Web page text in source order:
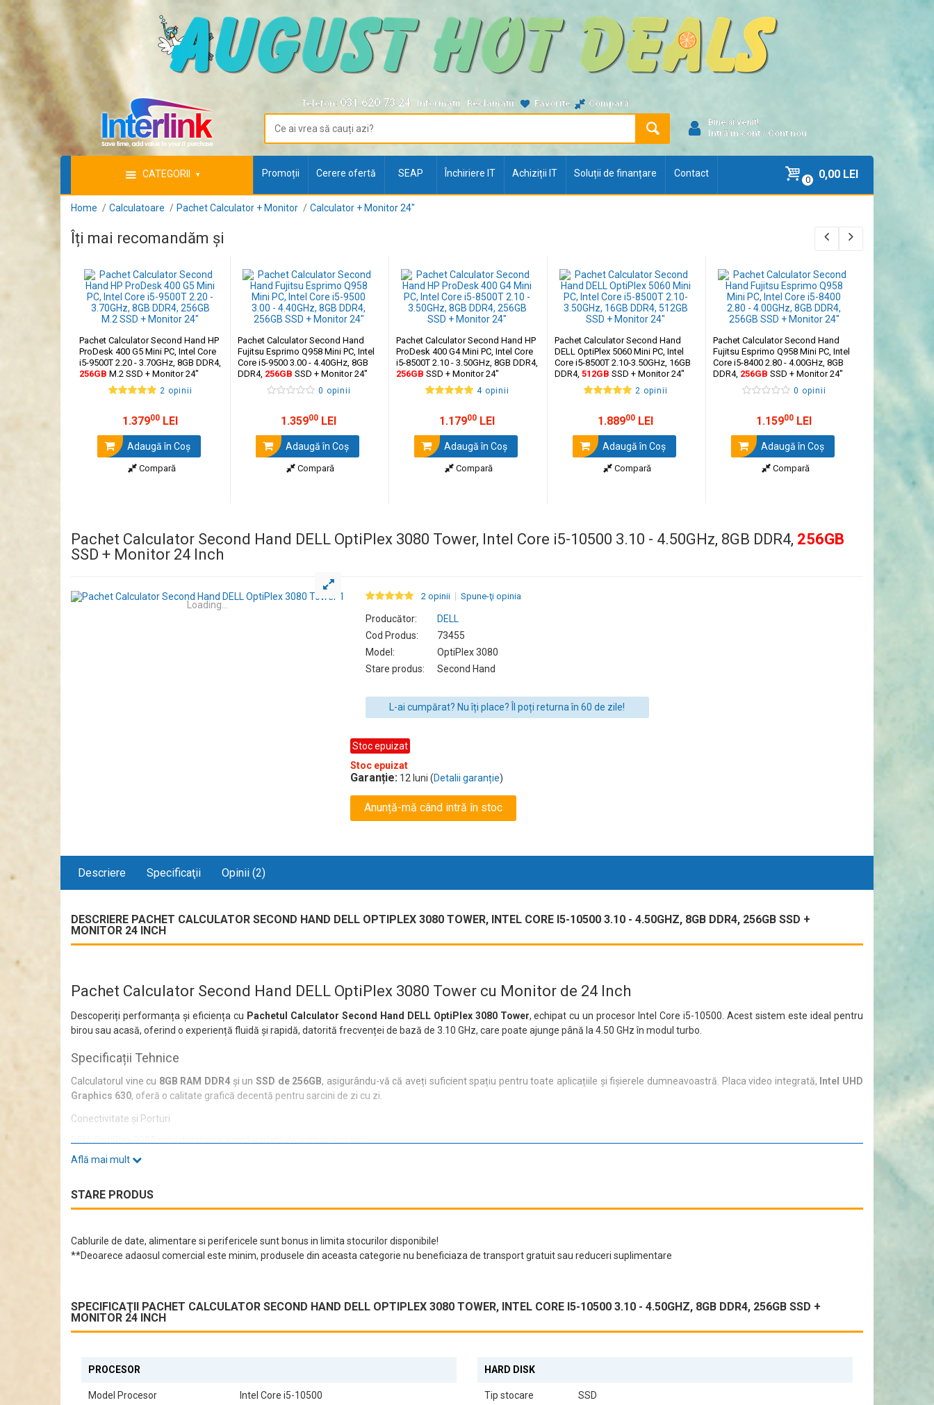
Telefon: 031.620.73.24 Informații Reclamații Favorite Compară
Bine ai venit!
Intră în cont / Cont nou
CATEGORII Promoții Cerere ofertă SEAP Închiriere IT Achiziții IT Soluții de finanțare Contact
0 0,00 LEI
Home Calculatoare Pachet Calculator + Monitor Calculator + Monitor 24"
Îți mai recomandăm și
Pachet Calculator Second Hand HP
ProDesk 400 G5 Mini PC, Intel Core
i5-9500T 2.20 - 3.70GHz, 8GB DDR4,
256GB M.2 SSD + Monitor 24"
2 opinii
1.37900 LEI
Adaugă în Coş
Compară
Pachet Calculator Second Hand
Fujitsu Esprimo Q958 Mini PC, Intel
Core i5-9500 3.00 - 4.40GHz, 8GB
DDR4, 256GB SSD + Monitor 24"
0 opinii
1.35900 LEI
Adaugă în Coş
Compară
Pachet Calculator Second Hand HP
ProDesk 400 G4 Mini PC, Intel Core
i5-8500T 2.10 - 3.50GHz, 8GB DDR4,
256GB SSD + Monitor 24"
4 opinii
1.17900 LEI
Adaugă în Coş
Compară
Pachet Calculator Second Hand
DELL OptiPlex 5060 Mini PC, Intel
Core i5-8500T 2.10-3.50GHz, 16GB
DDR4, 512GB SSD + Monitor 24"
2 opinii
1.88900 LEI
Adaugă în Coş
Compară
Pachet Calculator Second Hand
Fujitsu Esprimo Q958 Mini PC, Intel
Core i5-8400 2.80 - 4.00GHz, 8GB
DDR4, 256GB SSD + Monitor 24"
0 opinii
1.15900 LEI
Adaugă în Coş
Compară
Pachet Calculator Second Hand DELL OptiPlex 3080 Tower, Intel Core i5-10500 3.10 - 4.50GHz, 8GB DDR4, 256GB
SSD + Monitor 24 Inch
Loading...
2 opinii Spune-ţi opinia
Producător:
DELL
Cod Produs:
73455
Model:
OptiPlex 3080
Stare produs:
Second Hand
L-ai cumpărat? Nu îți place? Îl poți returna în 60 de zile!
Stoc epuizat
Stoc epuizat
Garanție: 12 luni (Detalii garanție)
Anunță-mă când intră în stoc
Descriere Specificaţii Opinii (2)
DESCRIERE PACHET CALCULATOR SECOND HAND DELL OPTIPLEX 3080 TOWER, INTEL CORE I5-10500 3.10 - 4.50GHZ, 8GB DDR4, 256GB SSD +
MONITOR 24 INCH
Pachet Calculator Second Hand DELL OptiPlex 3080 Tower cu Monitor de 24 Inch
Descoperiți performanța și eficiența cu Pachetul Calculator Second Hand DELL OptiPlex 3080 Tower, echipat cu un procesor Intel Core i5-10500. Acest sistem este ideal pentru
birou sau acasă, oferind o experiență fluidă și rapidă, datorită frecvenței de bază de 3.10 GHz, care poate ajunge până la 4.50 GHz în modul turbo.
Specificații Tehnice
Calculatorul vine cu 8GB RAM DDR4 și un SSD de 256GB, asigurându-vă că aveți suficient spațiu pentru toate aplicațiile și fișierele dumneavoastră. Placa video integrată, Intel UHD
Graphics 630, oferă o calitate grafică decentă pentru sarcini de zi cu zi.
Conectivitate și Porturi
1x RJ-45 port 10/100/1000 Mbps
1x Universal Audio Jack
1x Line-out audio
Design și Utilizare
Sunet și Video
Ce Conține Pachetul?
Pachetul include:
Află mai mult
STARE PRODUS
Cablurile de date, alimentare si perifericele sunt bonus in limita stocurilor disponibile!
**Deoarece adaosul comercial este minim, produsele din aceasta categorie nu beneficiaza de transport gratuit sau reduceri suplimentare
SPECIFICAŢII PACHET CALCULATOR SECOND HAND DELL OPTIPLEX 3080 TOWER, INTEL CORE I5-10500 3.10 - 4.50GHZ, 8GB DDR4, 256GB SSD +
MONITOR 24 INCH
PROCESOR
Model Procesor Intel Core i5-10500
HARD DISK
Tip stocare SSD